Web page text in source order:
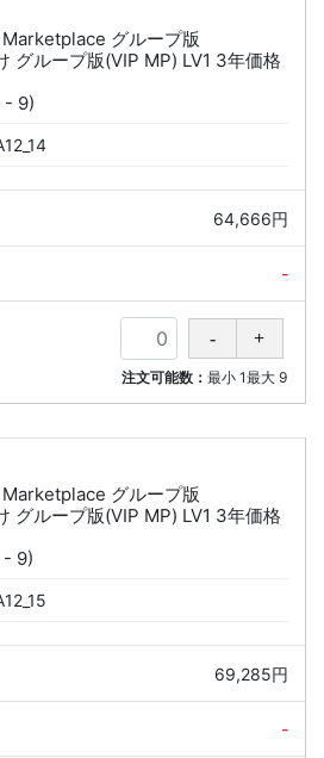
グループ版
グループ版(VIP MP) LV1 3年価格
- 9)
64,666円
-
注文可能数：最小 1最大 9
グループ版
グループ版(VIP MP) LV1 3年価格
- 9)
69,285円
-